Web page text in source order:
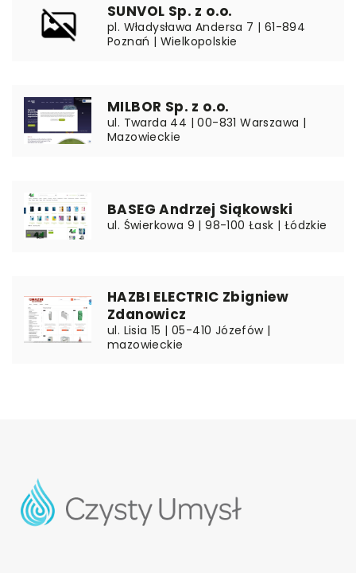
SUNVOL Sp. z o.o.
pl. Władysława Andersa 7 | 61-894
Poznań | Wielkopolskie
MILBOR Sp. z o.o.
ul. Twarda 44 | 00-831 Warszawa |
Mazowieckie
BASEG Andrzej Siąkowski
ul. Świerkowa 9 | 98-100 Łask | Łódzkie
HAZBI ELECTRIC Zbigniew
Zdanowicz
ul. Lisia 15 | 05-410 Józefów |
mazowieckie